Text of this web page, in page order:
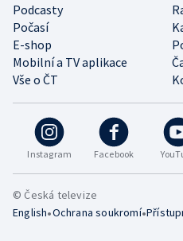
Instagram Facebook
Podcasty
Počasí
E-shop
Mobilní a TV aplikace
Vše o ČT
© Česká televize
English•Ochrana soukromí•